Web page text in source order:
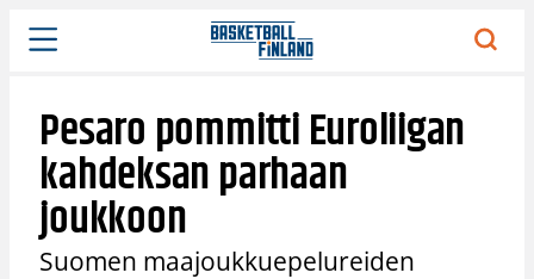
Siirry
sisältöön
Pesaro pommitti Euroliigan
kahdeksan parhaan
joukkoon
Suomen maajoukkuepelureiden